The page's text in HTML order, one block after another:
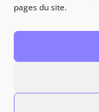
pages du site.
Accès à vos
Politique de